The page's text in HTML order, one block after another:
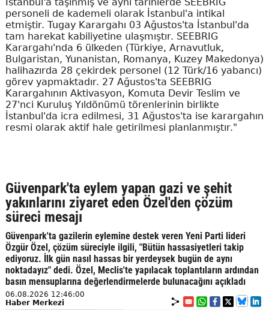
personeli de kademeli olarak İstanbul'a intikal
etmiştir. Tugay Karargahı 03 Ağustos'ta İstanbul'da
tam harekat kabiliyetine ulaşmıştır. SEEBRIG
Karargahı'nda 6 ülkeden (Türkiye, Arnavutluk,
Bulgaristan, Yunanistan, Romanya, Kuzey Makedonya)
halihazırda 28 çekirdek personel (12 Türk/16 yabancı)
görev yapmaktadır. 27 Ağustos'ta SEEBRIG
Karargahının Aktivasyon, Komuta Devir Teslim ve
27'nci Kuruluş Yıldönümü törenlerinin birlikte
İstanbul'da icra edilmesi, 31 Ağustos'ta ise karargahın
resmi olarak aktif hale getirilmesi planlanmıştır."
Güvenpark'ta eylem yapan gazi ve şehit
yakınlarını ziyaret eden Özel'den çözüm
süreci mesajı
Güvenpark'ta gazilerin eylemine destek veren Yeni Parti lideri
Özgür Özel, çözüm süreciyle ilgili, "Bütün hassasiyetleri takip
ediyoruz. İlk gün nasıl hassas bir yerdeysek bugün de aynı
noktadayız" dedi. Özel, Meclis'te yapılacak toplantıların ardından
basın mensuplarına değerlendirmelerde bulunacağını açıkladı
06.08.2026 12:46:00
Haber Merkezi